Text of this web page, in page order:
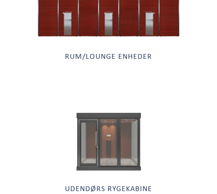
RUM/LOUNGE ENHEDER
UDENDØRS RYGEKABINE